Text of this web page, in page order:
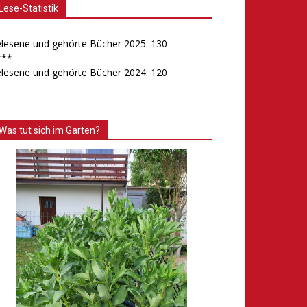
Lese-Statistik
und gehörte Bücher 2025: 130
und gehörte Bücher 2024: 120
tut sich im Garten?